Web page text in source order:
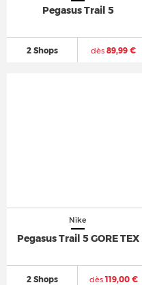
Pegasus Trail 5
2 Shops dès 89,99 €
Nike
Pegasus Trail 5 GORE TEX
2 Shops dès119,00 €